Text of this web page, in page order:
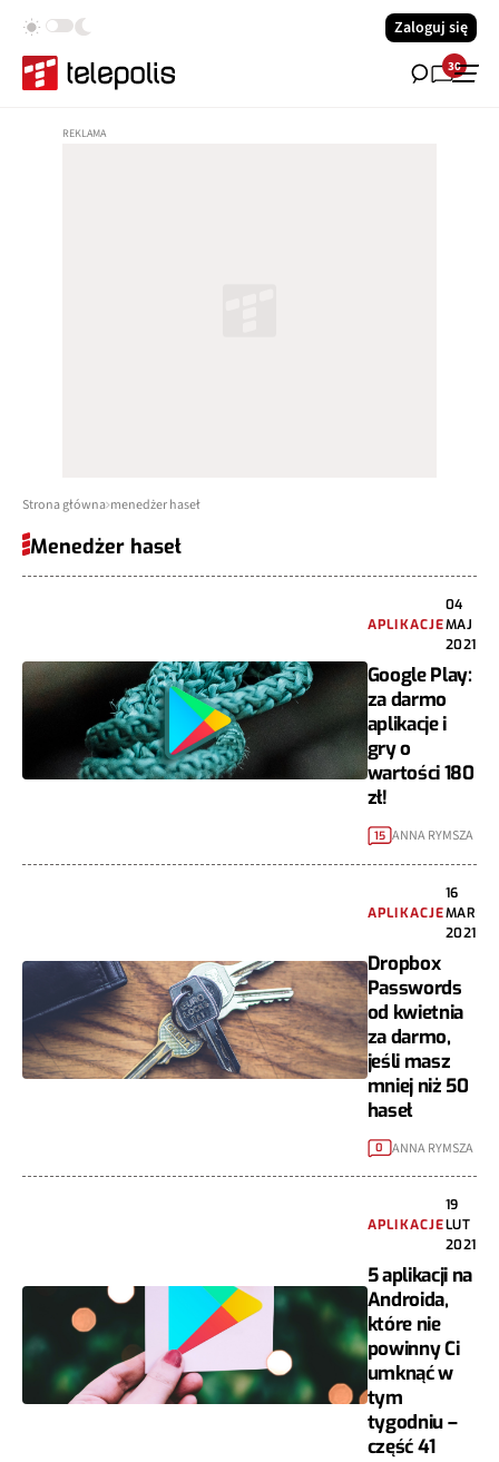
Zaloguj się
30
Strona główna menedżer haseł
Menedżer haseł
APLIKACJE
04
MAJ
2021
Google Play:
za darmo
aplikacje i
gry o
wartości 180
zł!
15 ANNA RYMSZA
APLIKACJE
16
MAR
2021
Dropbox
Passwords
od kwietnia
za darmo,
jeśli masz
mniej niż 50
haseł
0 ANNA RYMSZA
APLIKACJE
19
LUT
2021
5 aplikacji na
Androida,
które nie
powinny Ci
umknąć w
tym
tygodniu –
część 41